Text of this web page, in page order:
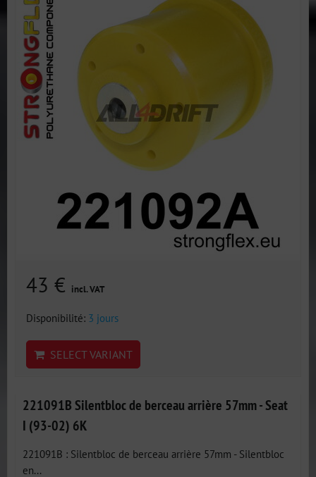
43 € incl. VAT
Disponibilité: 3 jours
SELECT VARIANT
221091B Silentbloc de berceau arrière 57mm - Seat
I (93-02) 6K
221091B : Silentbloc de berceau arrière 57mm - Silentbloc
en...